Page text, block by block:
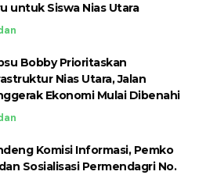
untuk Siswa Nias Utara
Bobby Prioritaskan
Nias Utara, Jalan
Ekonomi Mulai Dibenahi
Komisi Informasi, Pemko
Sosialisasi Permendagri No.